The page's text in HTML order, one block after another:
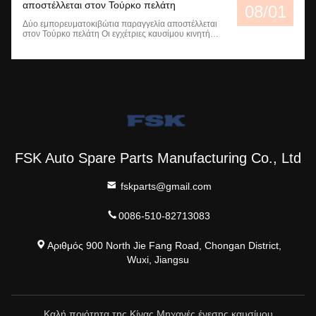
ποιότητα και την καλή μας τιμ...
αποστέλλεται στον Τούρκο πελάτη
Δύο εμπορευματοκιβώτια παραγγελία αποστέλλεται
στον Τούρκο πελάτη Οι εγχέτριες καυσίμου κινητήρα
08/01
FSK Auto Spare Parts Manufacturing Co., Ltd
fskparts@gmail.com
0086-510-82713083
Αριθμός 900 North Jie Fang Road, Chongan District,
Wuxi, Jiangsu